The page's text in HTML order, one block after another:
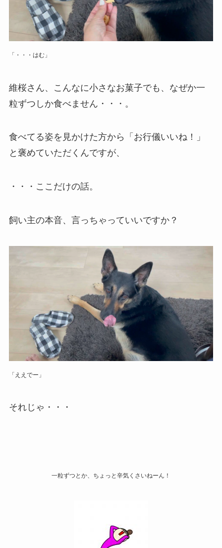
「・・・はむ」
維桜さん、こんなに小さなお菓子でも、なぜか一
粒ずつしか食べません・・・。
食べてる姿を見かけた方から「お行儀いいね！」
と褒めていただくんですが、
・・・ここだけの話。
飼い主の本音、言っちゃっていいですか？
「ええでー」
それじゃ・・・
一粒ずつとか、ちょっと辛気くさいねーん！